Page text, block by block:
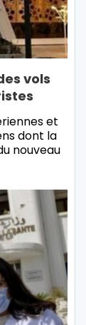
vols
et
dont la
nouveau